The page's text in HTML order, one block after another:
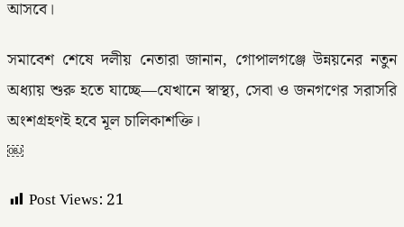
আসবে।
সমাবেশ শেষে দলীয় নেতারা জানান, গোপালগঞ্জে উন্নয়নের নতুন
অধ্যায় শুরু হতে যাচ্ছে—যেখানে স্বাস্থ্য, সেবা ও জনগণের সরাসরি
অংশগ্রহণই হবে মূল চালিকাশক্তি।
￼
Post Views: 21